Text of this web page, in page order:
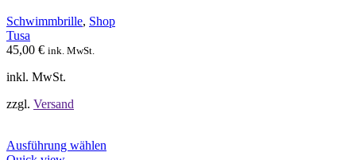
Optionen
können
Schwimmbrille, Shop
Tusa
45,00 € ink. MwSt.
inkl. MwSt.
zzgl. Versand
Ausführung wählen